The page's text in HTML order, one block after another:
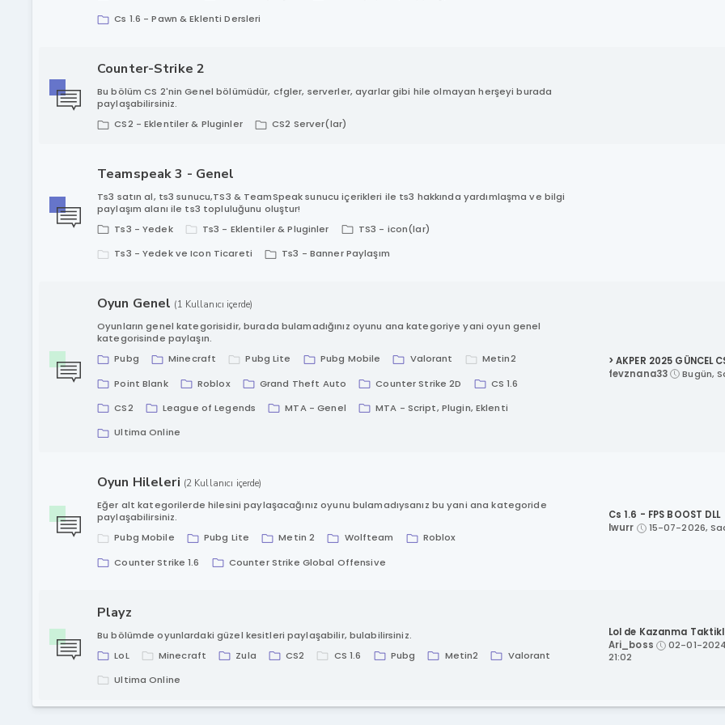
Cs 1.6 - Pawn & Eklenti Dersleri
Counter-Strike 2
Bu bölüm CS 2'nin Genel bölümüdür, cfgler, serverler, ayarlar gibi hile olmayan herşeyi burada
paylaşabilirsiniz.
CS2 - Eklentiler & Pluginler
CS2 Server(lar)
Teamspeak 3 - Genel
Ts3 satın al, ts3 sunucu,TS3 & TeamSpeak sunucu içerikleri ile ts3 hakkında yardımlaşma ve bilgi
paylaşım alanı ile ts3 topluluğunu oluştur!
Ts3 - Yedek
Ts3 - Eklentiler & Pluginler
TS3 - icon(lar)
Ts3 - Yedek ve Icon Ticareti
Ts3 - Banner Paylaşım
Oyun Genel (1 Kullanıcı içerde)
Oyunların genel kategorisidir, burada bulamadığınız oyunu ana kategoriye yani oyun genel
kategorisinde paylaşın.
Pubg
Minecraft Pubg Lite Pubg Mobile Valorant
Metin2
Point Blank
Roblox Grand Theft Auto Counter Strike 2D
CS 1.6
CS2
League of Legends MTA - Genel
MTA - Script, Plugin, Eklenti
Ultima Online
> AKPER 2025 GÜNCEL
fevznana33
Bugün,
Oyun Hileleri (2 Kullanıcı içerde)
Eğer alt kategorilerde hilesini paylaşacağınız oyunu bulamadıysanız bu yani ana kategoride
paylaşabilirsiniz.
Pubg Mobile
Pubg Lite Metin 2 Wolfteam
Roblox
Counter Strike 1.6
Counter Strike Global Offensive
Cs 1.6 - FPS BOOST DLL
lwurr
15-07-2026,
Playz
Bu bölümde oyunlardaki güzel kesitleri paylaşabilir, bulabilirsiniz.
LoL
Minecraft Zula CS2 CS 1.6 Pubg Metin2
Valorant
Ultima Online
Lol de Kazanma
Ari_boss
02-01-
21:02